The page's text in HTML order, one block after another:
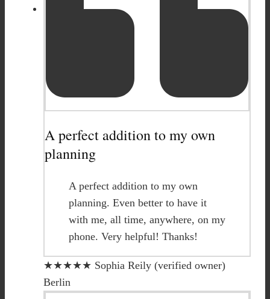
A perfect addition to my own
planning
A perfect addition to my own
planning. Even better to have it
with me, all time, anywhere, on my
phone. Very helpful! Thanks!
★★★★★ Sophia Reily (verified owner)
Berlin